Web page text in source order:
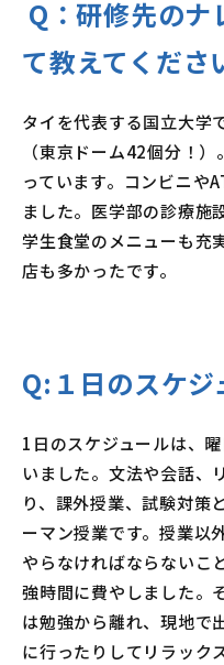
Q：研修先のナ
て教えてくださ
タイを代表する国立大学
（東京ドーム42個分！
っています。コンビニや
ました。医学部の診療施
学生食堂のメニューも充
店も多かったです。
Q:１日のスケジ
1日のスケジュールは、
いました。文法や会話、
り、課外授業、試験対策
ーマン授業です。授業以
やらなければならないこ
強時間に費やしました。
は勉強から離れ、現地で
に行ったりしてリラック